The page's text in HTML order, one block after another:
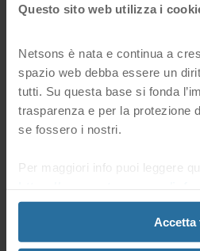
Questo sito web utilizza i
Netsons è nata e continua a
spazio web debba essere un
tutti. Su questa base si fonda
trasparenza e per la protezione
se fossero i nostri.
Per maggiori info puoi leggere
Accetta
Si tratta di estensioni di dominio
sta nel fatto che ti permettono di
Ad esempio se sei un fotografo puoi
.photography.
Hai trovato